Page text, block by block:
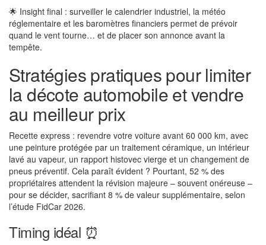
🌟 Insight final : surveiller le calendrier industriel, la météo
réglementaire et les baromètres financiers permet de prévoir
quand le vent tourne… et de placer son annonce avant la
tempête.
Stratégies pratiques pour limiter
la décote automobile et vendre
au meilleur prix
Recette express : revendre votre voiture avant 60 000 km, avec
une peinture protégée par un traitement céramique, un intérieur
lavé au vapeur, un rapport histovec vierge et un changement de
pneus préventif. Cela paraît évident ? Pourtant, 52 % des
propriétaires attendent la révision majeure – souvent onéreuse –
pour se décider, sacrifiant 8 % de valeur supplémentaire, selon
l’étude FidCar 2026.
Timing idéal ⏰